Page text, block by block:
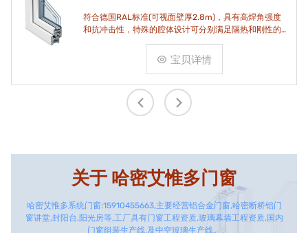
符合德国RAL标准(可视面壁厚2.8m)，具有高焊角强度
和抗冲击性，特殊的腔体设计可分别满足隔热和刚性的
宝贝详情
关于 哈密艾惟多门窗
哈密艾惟多系统门窗:15910455663,主要经营铝合金门窗,哈密断桥铝门
窗讲堂,封阳台,阳光房等,工厂具有门窗工程资质,玻璃幕墙工程资质,国内
门窗组装生产线,及中空玻璃生产线。